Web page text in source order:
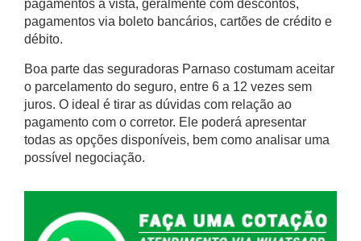
pagamentos à vista, geralmente com descontos,
pagamentos via boleto bancários, cartões de crédito e
débito.
Boa parte das seguradoras Parnaso costumam aceitar
o parcelamento do seguro, entre 6 a 12 vezes sem
juros. O ideal é tirar as dúvidas com relação ao
pagamento com o corretor. Ele poderá apresentar
todas as opções disponíveis, bem como analisar uma
possível negociação.